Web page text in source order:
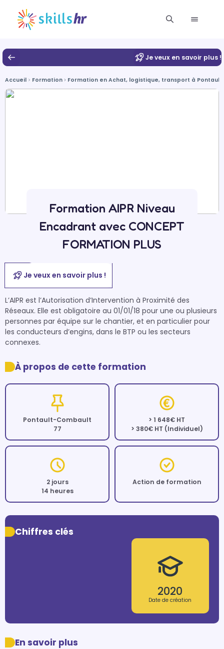
Je veux en savoir plus !
Accueil Formation Formation en Achat, logistique, transport à
Formation AIPR Niveau
Encadrant avec CONCEPT
FORMATION PLUS
Je veux en savoir plus !
L’AIPR est l’Autorisation d’Intervention à Proximité des
Réseaux. Elle est obligatoire au 01/01/18 pour une ou plusieurs
personnes par équipe sur le chantier, et en particulier pour
les conducteurs d’engins, dans le BTP ou les secteurs
connexes.
À propos de cette formation
Pontault-Combault
77
> 1 648€ HT
> 380€ HT (Individuel)
2 jours
14 heures
Action de formation
Chiffres clés
2020
Date de création
En savoir plus